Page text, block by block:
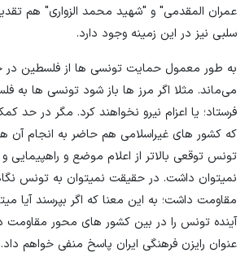
عمران المقدمی" و "شهید محمد الزواری" هم
سلبی نیز در این زمینه وجود دارد.
به طور معمول حمایت تونسی ها از فلسطین در
می‌ماند. مثلا اگر مرز ها باز شود تونسی ها به
فرستاد؛ یا اعزام نیرو نخواهند کرد. مگر در حد
که کشور های غیراسلامی هم حاضر به انجام آن
تونس توقعی بالاتر از اعلام موضع و راهپیمایی
نمیتوان داشت. در حقیقت نمیتوان به تونس
مقاومت داشت؛ به این معنا که اگر بپرسند آیا
آینده تونس را در بین کشور های محور مقاومت
عنوان رایزن فرهنگی ایران پاسخ منفی خواهم